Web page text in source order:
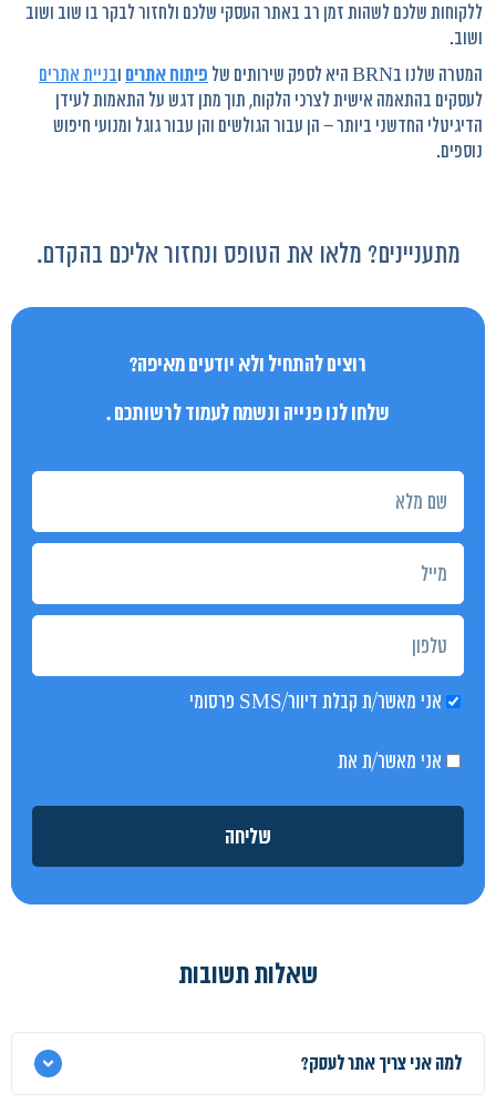
ללקוחות שלכם לשהות זמן רב באתר העסקי שלכם ולחזור לבקר בו שוב ושוב
ושוב.
המטרה שלנו בBRN היא לספק שירותים של
פיתוח אתרים ובניית אתרים
לעסקים בהתאמה אישית לצרכי הלקוח, תוך מתן דגש על התאמות לעידן
הדיגיטלי החדשני ביותר – הן עבור הגולשים והן עבור גוגל ומנועי חיפוש
נוספים.
מתעניינים? מלאו את הטופס ונחזור אליכם בהקדם.
רוצים להתחיל ולא יודעים מאיפה?
שלחו לנו פנייה ונשמח לעמוד לרשותכם .
אני מאשר/ת קבלת דיוור/SMS פרסומי
אני מאשר/ת את
שליחה
שאלות תשובות
למה אני צריך אתר לעסק?